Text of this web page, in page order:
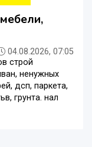
04.08.2026, 07:05
строй
ненужных
дсп, паркета,
грунта. нал